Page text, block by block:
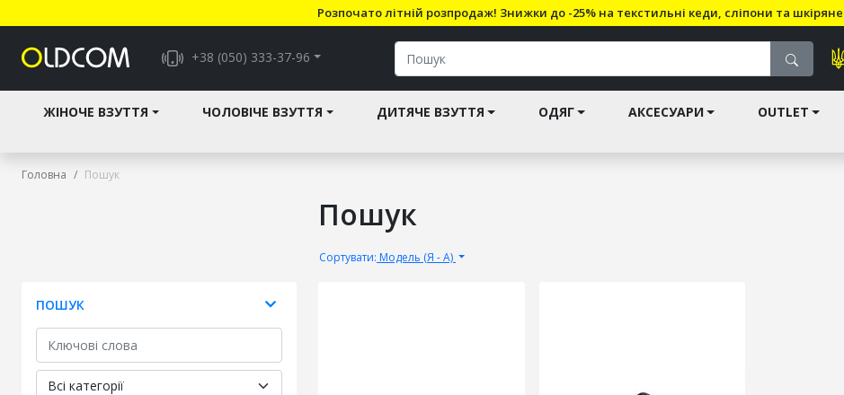
Розпочато літній розпродаж! Знижки до -25% на текстильні кеди, сліпони та
+38 (050) 333-37-96
ЖІНОЧЕ ВЗУТТЯ ЧОЛОВІЧЕ ВЗУТТЯ ДИТЯЧЕ ВЗУТТЯ ОДЯГ АКСЕСУАРИ OUTLET
Головна Пошук
Пошук
Сортувати: Модель (Я - А)
ПОШУК